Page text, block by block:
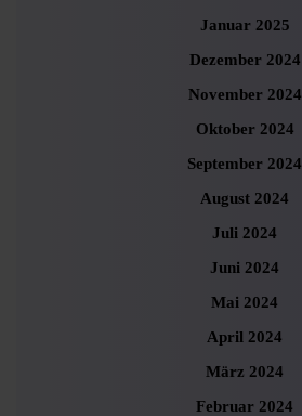
Januar 2025
Dezember 2024
November 2024
Oktober 2024
September 2024
August 2024
Juli 2024
Juni 2024
Mai 2024
April 2024
März 2024
Februar 2024